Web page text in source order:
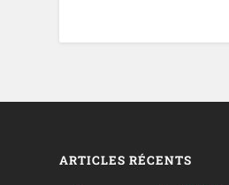
ARTICLES RÉCENTS